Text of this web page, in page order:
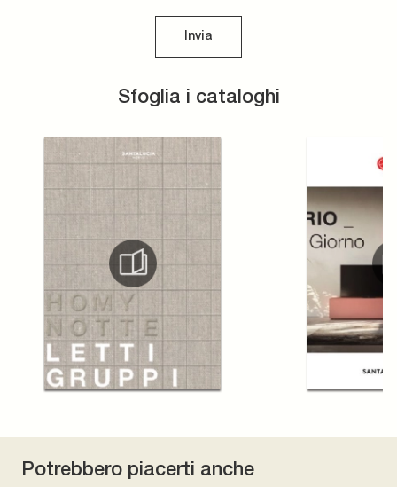
Sfoglia i cataloghi
Invia
Potrebbero piacerti anche